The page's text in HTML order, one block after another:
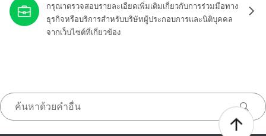
กรุณาตรวจสอบรายละเอียดเพิ่มเติมเกี่ยวกับการร่วมมือทาง
ธุรกิจหรือบริการสำหรับบริษัทผู้ประกอบการและนิติบุคคล
จากเว็บไซต์ที่เกี่ยวข้อง